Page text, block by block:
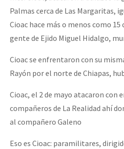
Palmas cerca de Las Margaritas,
Cioac hace más o menos como
gente de Ejido Miguel Hidalgo,
Cioac se enfrentaron con su
Rayón por el norte de Chiapas,
Cioac, el 2 de mayo atacaron con
compañeros de La Realidad ahí
al compañero Galeno
Eso es Cioac: paramilitares,